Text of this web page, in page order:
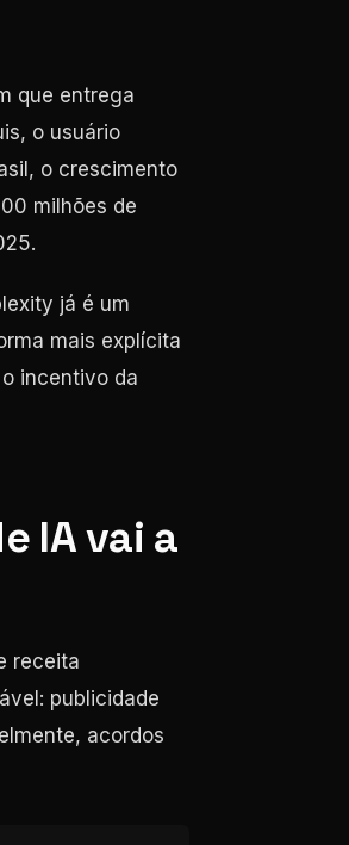
que entrega
o usuário
o crescimento
milhões de
já é um
mais explícita
incentivo da
IA vai a
receita
publicidade
acordos